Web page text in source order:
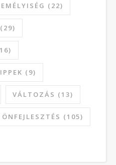
(22)
(29)
(9)
VÁLTOZÁS (13)
ÖNFEJLESZTÉS (105)